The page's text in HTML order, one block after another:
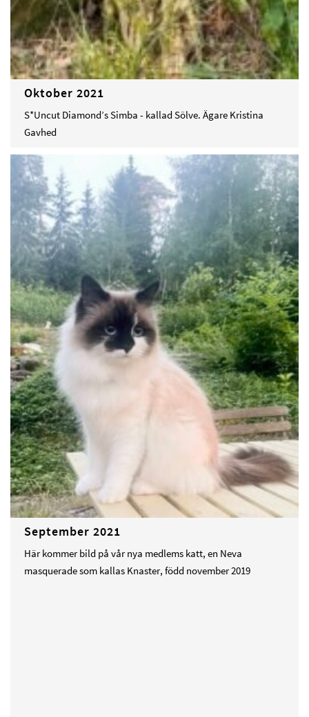
Oktober 2021
S*Uncut Diamond’s Simba - kallad Sölve. Ägare Kristina
Gavhed
September 2021
Här kommer bild på vår nya medlems katt, en Neva
masquerade som kallas Knaster, född november 2019